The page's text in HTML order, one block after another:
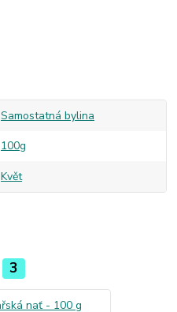
Samostatná bylina
100g
Květ
3